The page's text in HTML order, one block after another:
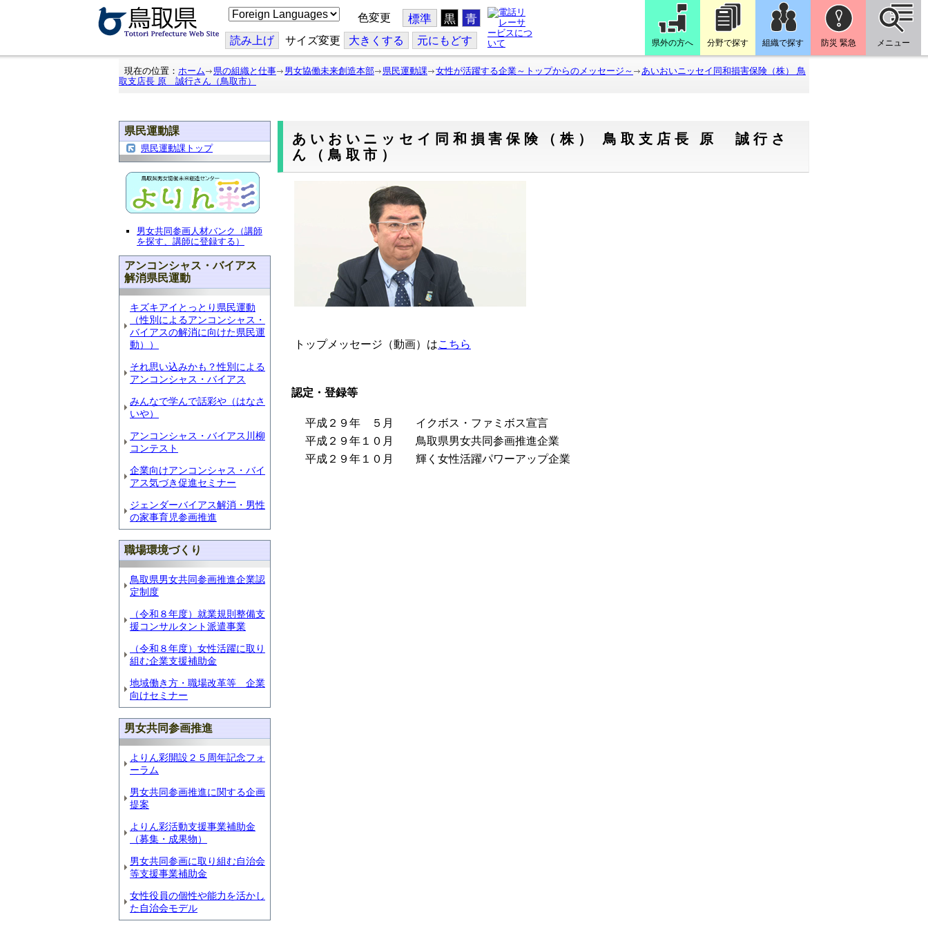
こ
の
ジ
を
翻
訳
色変更 標準 黒 青
読み上げ サイズ変更 大きくする 元にもどす 県外の方へ 分野で探す 組織で探す 防災 緊急 メニュー
現在の位置： ホーム 県の組織と仕事 男女協働未来創造本部 県民運動課 女性が活躍する企業～トップからのメッセージ～
あいおいニッセイ同和損害保険（株） 鳥
取支店長 原 誠行さん（鳥取市）
県民運動課
県民運動課トップ
男女共同参画人材バンク（講師
を探す、講師に登録する）
アンコンシャス・バイアス
解消県民運動
キズキアイとっとり県民運動
（性別によるアンコンシャス・
バイアスの解消に向けた県民運
動））
それ思い込みかも？性別による
アンコンシャス・バイアス
みんなで学んで話彩や（はなさ
いや）
アンコンシャス・バイアス川柳
コンテスト
企業向けアンコンシャス・バイ
アス気づき促進セミナー
ジェンダーバイアス解消・男性
の家事育児参画推進
職場環境づくり
鳥取県男女共同参画推進企業認
定制度
（令和８年度）就業規則整備支
援コンサルタント派遣事業
（令和８年度）女性活躍に取り
組む企業支援補助金
地域働き方・職場改革等 企業
向けセミナー
男女共同参画推進
よりん彩開設２５周年記念フォ
ーラム
男女共同参画推進に関する企画
提案
よりん彩活動支援事業補助金
（募集・成果物）
男女共同参画に取り組む自治会
等支援事業補助金
女性役員の個性や能力を活かし
た自治会モデル
あいおいニッセイ同和損害保険（株） 鳥取支店長 原 誠行さ
ん（鳥取市）
トップメッセージ（動画）はこちら
認定・登録等
平成２９年 ５月 イクボス・ファミボス宣言
平成２９年１０月 鳥取県男女共同参画推進企業
平成２９年１０月 輝く女性活躍パワーアップ企業